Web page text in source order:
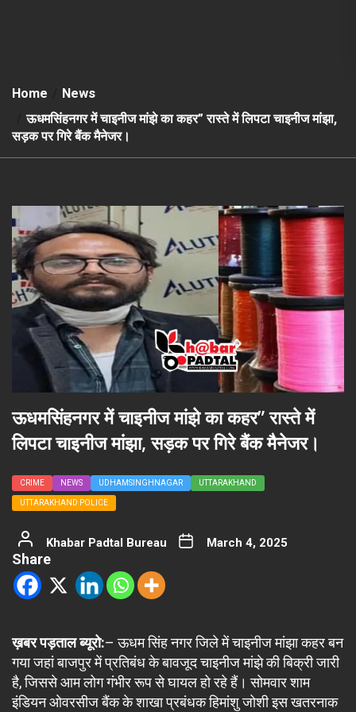
Home
News
ऊधमसिंहनगर में चाइनीज मांझे का कहर” रास्ते में लिपटा चाइनीज मांझा,
सड़क पर गिरे बैंक मैनेजर।
ऊधमसिंहनगर में चाइनीज मांझे का कहर” रास्ते में
लिपटा चाइनीज मांझा, सड़क पर गिरे बैंक मैनेजर।
CRIME NEWS UDHAMSINGHNAGAR UTTARAKHAND
UTTARAKHAND POLICE
Khabar Padtal Bureau March 4, 2025
Share
ख़बर पड़ताल ब्यूरो:– ऊधम सिंह नगर जिले में चाइनीज मांझा कहर बन
गया जहां बाजपुर में प्रतिबंध के बावजूद चाइनीज मांझे की बिक्री जारी
है, जिससे आम लोग गंभीर रूप से घायल हो रहे हैं। सोमवार शाम
इंडियन ओवरसीज बैंक के शाखा प्रबंधक हिमांशु जोशी इस खतरनाक